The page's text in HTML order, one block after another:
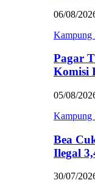
06/08/
Kampung
Pagar
Komisi
05/08/
Kampung
Bea
Ilegal
30/07/